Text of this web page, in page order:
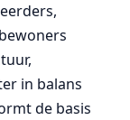
in balans
de basis